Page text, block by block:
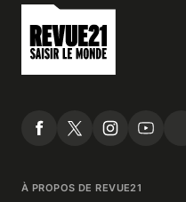
À PROPOS DE REVUE21